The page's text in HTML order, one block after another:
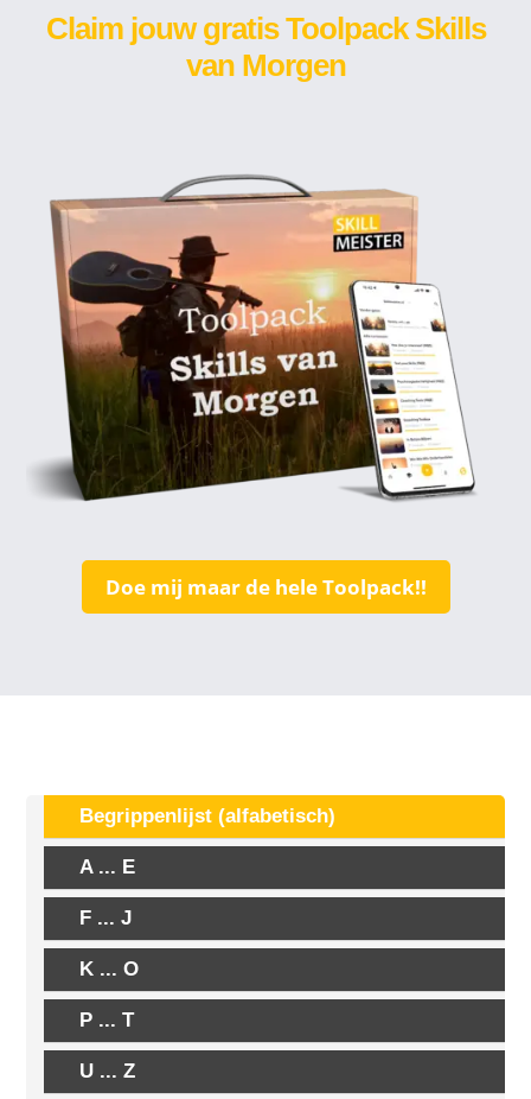
Claim jouw gratis Toolpack Skills
van Morgen
Doe mij maar de hele Toolpack!!
Begrippenlijst (alfabetisch)
A ... E
F ... J
K ... O
P ... T
U ... Z